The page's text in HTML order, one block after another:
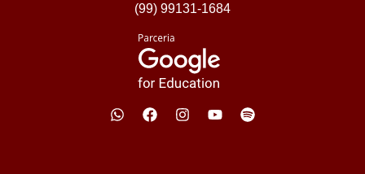
(99) 99131-1684